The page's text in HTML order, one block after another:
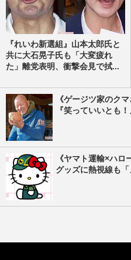
『れいわ新選組』山本太郎氏と
共に大石晃子氏も「大変疲れ
た」離党表明、衝撃会見で拭...
《ゲージツ家のク
『笑っていいとも
《ヤマト運輸×ハ
グッズに熱視線も